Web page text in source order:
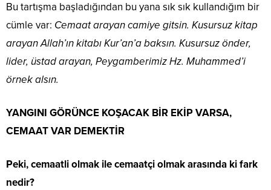
Bu tartışma başladığından bu yana sık sık kullandığım bir
cümle var: Cemaat arayan camiye gitsin. Kusursuz kitap
arayan Allah’ın kitabı Kur’an’a baksın. Kusursuz önder,
lider, üstad arayan, Peygamberimiz Hz. Muhammed’i
örnek alsın.
YANGINI GÖRÜNCE KOŞACAK BİR EKİP VARSA,
CEMAAT VAR DEMEKTİR
Peki, cemaatli olmak ile cemaatçi olmak arasında ki fark
nedir?